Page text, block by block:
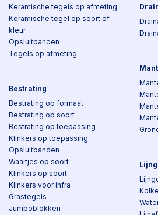
Keramische tegels op afmeting
Keramische tegel op soort of
kleur
Opsluitbanden
Tegels op afmeting
Bestrating
Bestrating op formaat
Bestrating op soort
Bestrating op toepassing
Klinkers op toepassing
Opsluitbanden
Waaltjes op soort
Klinkers op soort
Klinkers voor infra
Grastegels
Jumboblokken